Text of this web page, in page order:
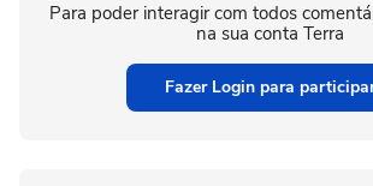
Para poder interagir com todos
na sua conta Terra
Fazer Login para